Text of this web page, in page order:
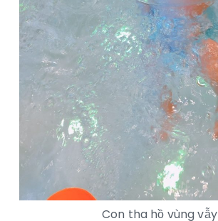
Con tha hồ vùng vẫy